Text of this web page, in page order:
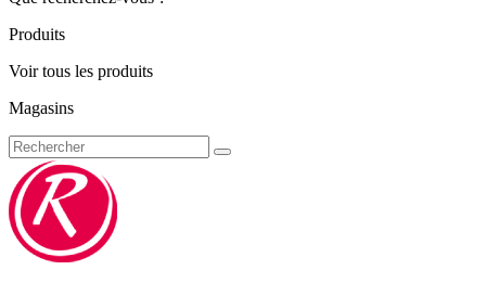
Produits
Voir tous les produits
Magasins